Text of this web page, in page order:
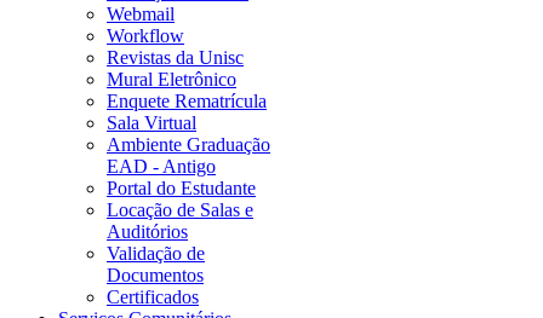
Webmail
Workflow
Revistas da Unisc
Mural Eletrônico
Enquete Rematrícula
Sala Virtual
Ambiente Graduação
EAD - Antigo
Portal do Estudante
Locação de Salas e
Auditórios
Validação de
Documentos
Certificados